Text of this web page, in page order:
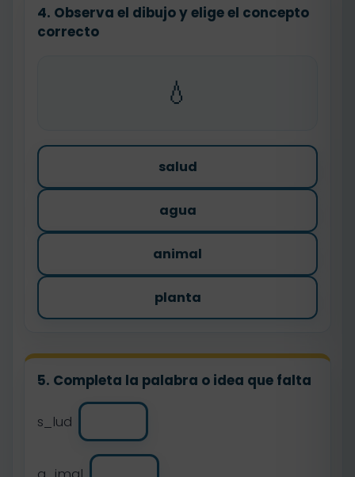
4. Observa el dibujo y elige el concepto
correcto
💧
salud
agua
animal
planta
5. Completa la palabra o idea que falta
s_lud